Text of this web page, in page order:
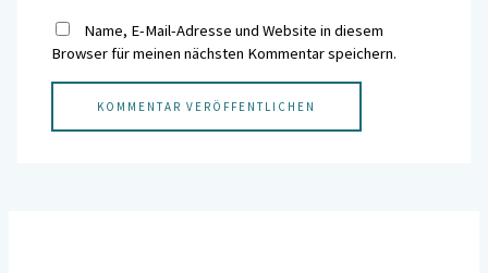
Name, E-Mail-Adresse und Website in diesem
Browser für meinen nächsten Kommentar speichern.